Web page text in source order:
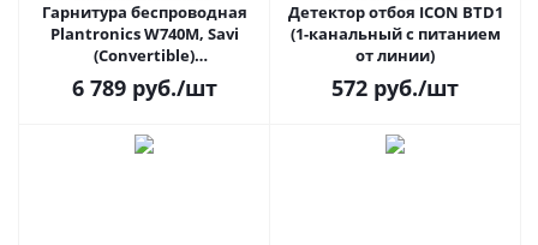
Гарнитура беспроводная
Plantronics W740M, Savi
(Convertible)
оптимизирована для
Microsoft Office
W740/A-M)
6 789руб./шт
Детектор отбоя ICON BTD1
(1-канальный с питанием
от линии)
572 руб./шт